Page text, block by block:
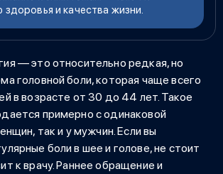
и качества жизни.
— это относительно редкая, но
головной боли, которая чаще всего
в возрасте от 30 до 44 лет. Такое
примерно с одинаковой
так и у мужчин. Если вы
боли в шее и голове, не стоит
к врачу. Раннее обращение и